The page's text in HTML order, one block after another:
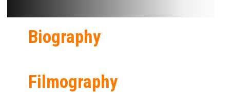
Biography
Filmography